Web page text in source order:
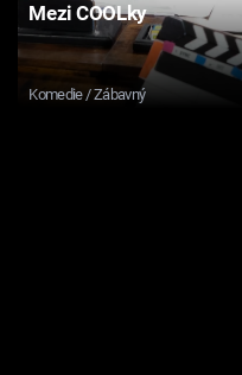
Mezi COOLky
Komedie / Zábavný